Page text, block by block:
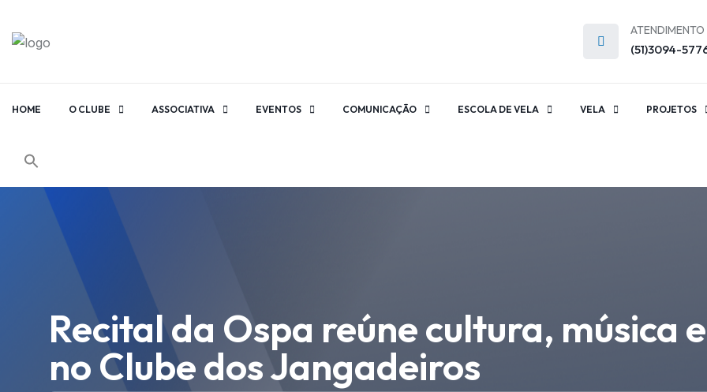
ATENDIMENTO
(51)3094-
HOME O CLUBE ASSOCIATIVA EVENTOS COMUNICAÇÃO ESCOLA DE VELA VELA PROJETOS
Recital da Ospa reúne cultura, música
no Clube dos Jangadeiros